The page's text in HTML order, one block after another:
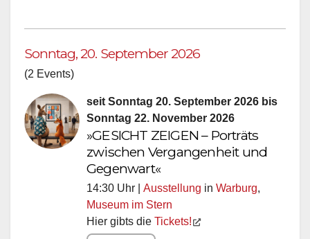
Sonntag, 20. September 2026
(2 Events)
seit Sonntag 20. September 2026 bis
Sonntag 22. November 2026
»GESICHT ZEIGEN – Porträts
zwischen Vergangenheit und
Gegenwart«
14:30 Uhr | Ausstellung in Warburg,
Museum im Stern
Hier gibts die Tickets!